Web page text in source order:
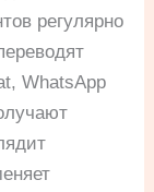
регулярно
WhatsApp